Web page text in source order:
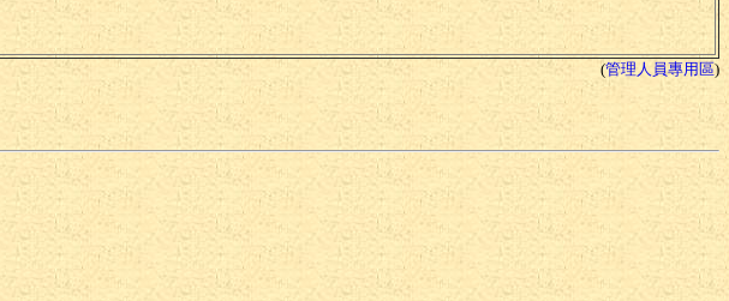
(管理人員專用區)